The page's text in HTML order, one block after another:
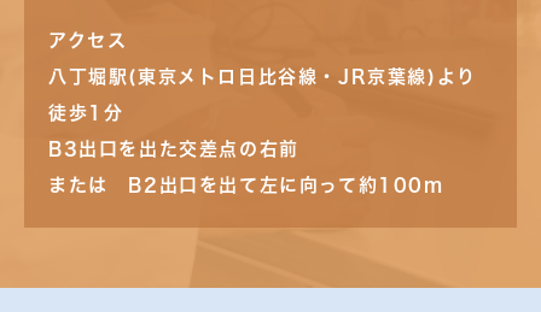
アクセス
八丁堀駅(東京メトロ日比谷線・JR京葉線)より
徒歩1分
B3出口を出た交差点の右前
または B2出口を出て左に向って約100m